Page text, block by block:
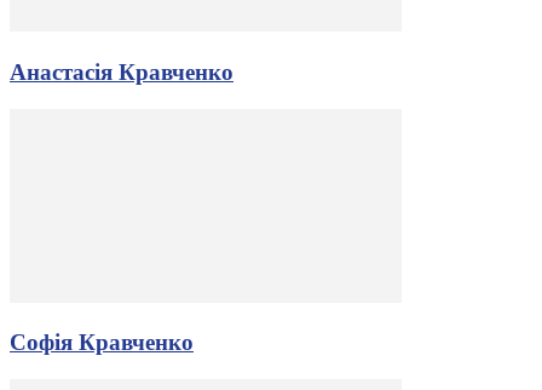
Анастасія Кравченко
Софія Кравченко